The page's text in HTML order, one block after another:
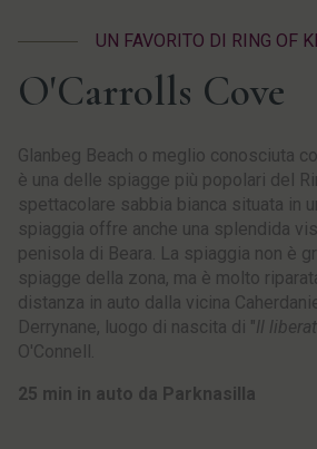
UN FAVORITO DI RING OF
O'Carrolls Cove
Glanbeg Beach o meglio conosciuta
è una delle spiagge più popolari del
spettacolare sabbia bianca situata in
spiaggia offre anche una splendida
penisola di Beara. La spiaggia non è
spiagge della zona, ma è molto
distanza in auto dalla vicina
Derrynane, luogo di nascita di "Il
O'Connell.
25 min in auto da Parknasilla